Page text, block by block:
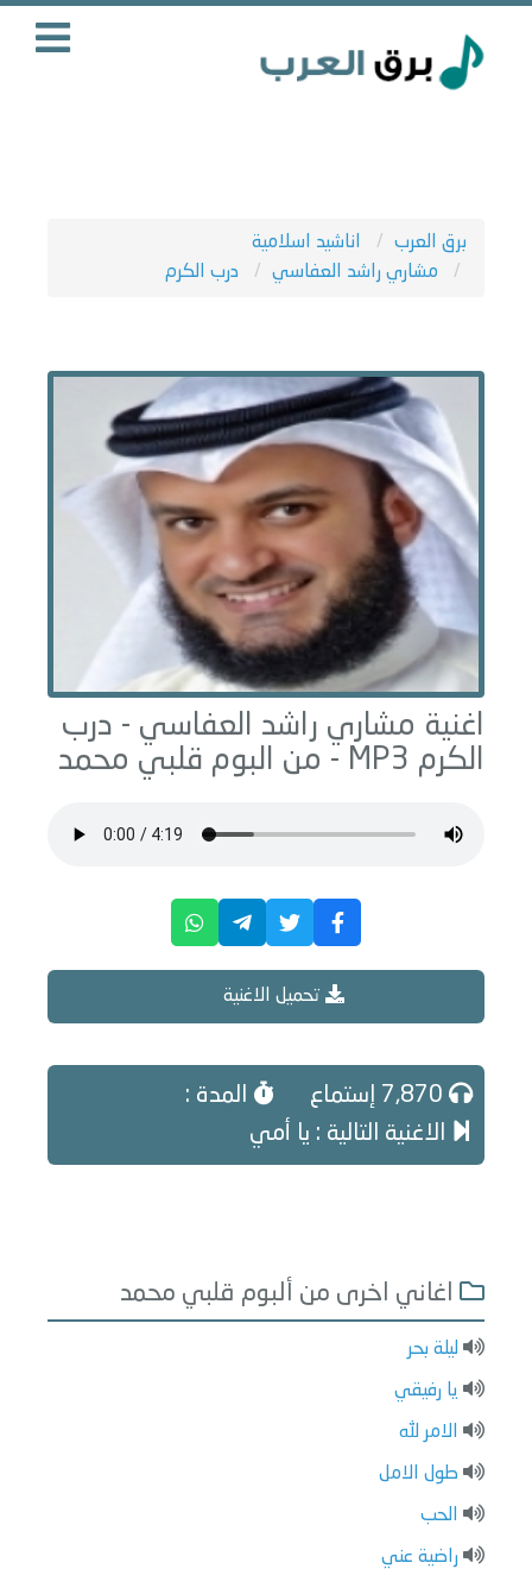
برق العرب
اناشيد اسلامية
مشاري راشد العفاسي
درب الكرم
اغنية مشاري راشد العفاسي - درب
الكرم
قلبي محمد
تحميل الاغنية
المدة :
الاغنية التالية : يا أمي
اغاني اخرى من ألبوم قلبي محمد
ليلة بحر
يا رفيقي
الامر لله
طول الامل
الحب
راضية عني